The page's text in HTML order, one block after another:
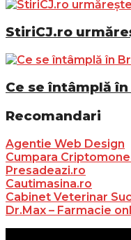
StiriCJ.ro
Ce se întâmplă
Recomandari
Agentie Web Design
Cumpara
Presadeazi.ro
Cautimasina.ro
Cabinet Veterinar
Dr.Max – Farmacie